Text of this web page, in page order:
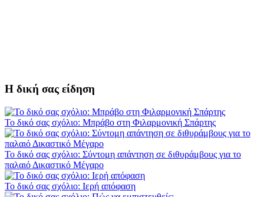
Η δική σας είδηση
Το δικό σας σχόλιο: Μπράβο στη Φιλαρμονική Σπάρτης
Το δικό σας σχόλιο: Σύντομη απάντηση σε διθυράμβους για το
παλαιό Δικαστικό Μέγαρο
Το δικό σας σχόλιο: Ιερή απόφαση